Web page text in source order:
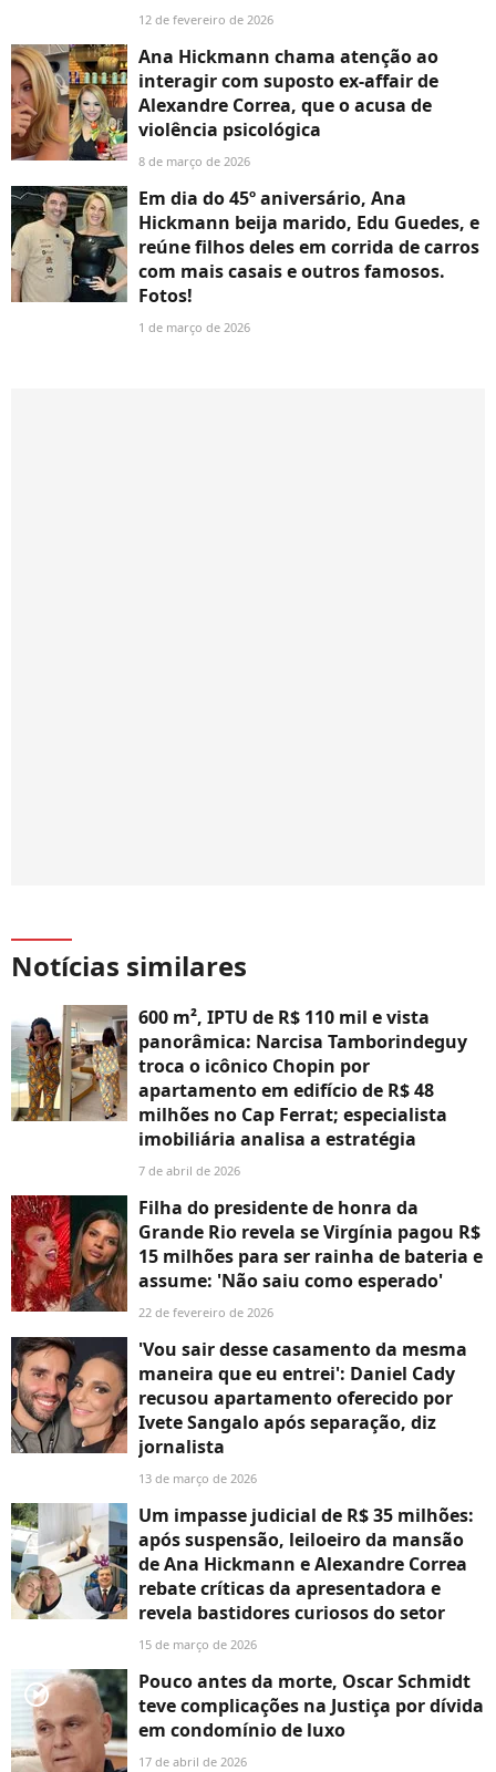
12 de fevereiro de 2026
Ana Hickmann chama atenção ao
interagir com suposto ex-affair de
Alexandre Correa, que o acusa de
violência psicológica
8 de março de 2026
Em dia do 45º aniversário, Ana
Hickmann beija marido, Edu Guedes, e
reúne filhos deles em corrida de carros
com mais casais e outros famosos.
Fotos!
1 de março de 2026
Notícias similares
600 m², IPTU de R$ 110 mil e vista
panorâmica: Narcisa Tamborindeguy
troca o icônico Chopin por
apartamento em edifício de R$ 48
milhões no Cap Ferrat; especialista
imobiliária analisa a estratégia
7 de abril de 2026
Filha do presidente de honra da
Grande Rio revela se Virgínia pagou R$
15 milhões para ser rainha de bateria e
assume: 'Não saiu como esperado'
22 de fevereiro de 2026
'Vou sair desse casamento da mesma
maneira que eu entrei': Daniel Cady
recusou apartamento oferecido por
Ivete Sangalo após separação, diz
jornalista
13 de março de 2026
Um impasse judicial de R$ 35 milhões:
após suspensão, leiloeiro da mansão
de Ana Hickmann e Alexandre Correa
rebate críticas da apresentadora e
revela bastidores curiosos do setor
15 de março de 2026
player2
Pouco antes da morte, Oscar Schmidt
teve complicações na Justiça por dívida
em condomínio de luxo
17 de abril de 2026